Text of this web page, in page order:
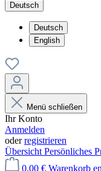
Deutsch
Deutsch
English
Menü schließen
Ihr Konto
Anmelden
oderregistrieren
Übersicht Persönliches
0,00 € Warenkorb